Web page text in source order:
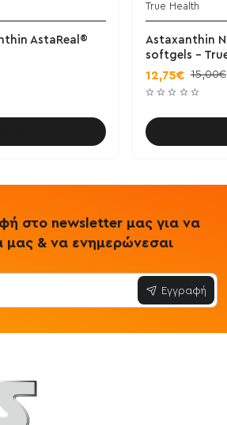
AstaReal®
True Health
Astaxanthin
softgels -
12,75€ 15,00€
στο newsletter μας για να
μας & να ενημερώνεσαι
Εγγραφή